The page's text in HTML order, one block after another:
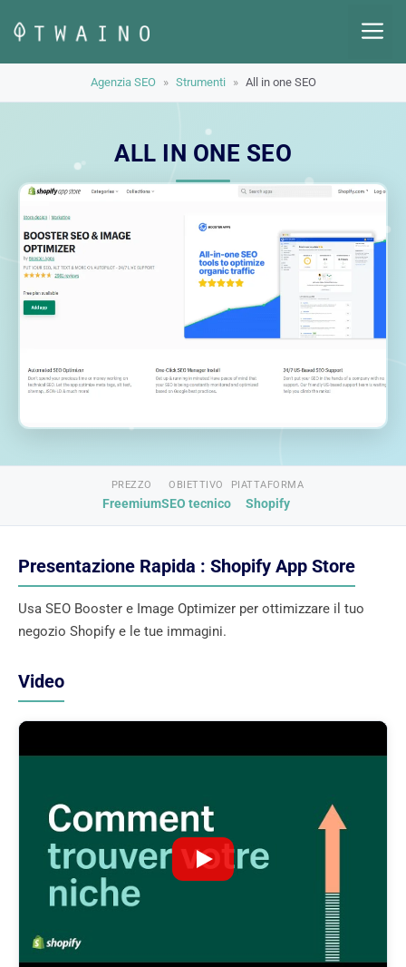
contenuto
Agenzia SEO » Strumenti » All in one SEO
ALL IN ONE SEO
PREZZO
Freemium
OBIETTIVO
SEO tecnico
PIATTAFORMA
Shopify
Presentazione Rapida : Shopify App Store
Usa SEO Booster e Image Optimizer per ottimizzare il tuo
negozio Shopify e le tue immagini.
Video